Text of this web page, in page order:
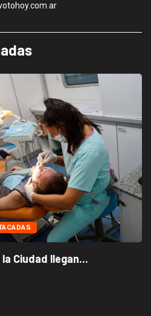
Ciudad llegan...